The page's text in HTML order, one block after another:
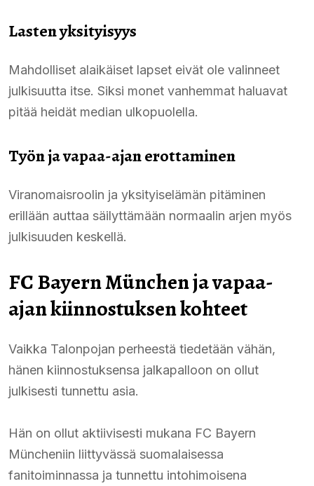
Lasten yksityisyys
Mahdolliset alaikäiset lapset eivät ole valinneet
julkisuutta itse. Siksi monet vanhemmat haluavat
pitää heidät median ulkopuolella.
Työn ja vapaa-ajan erottaminen
Viranomaisroolin ja yksityiselämän pitäminen
erillään auttaa säilyttämään normaalin arjen myös
julkisuuden keskellä.
FC Bayern München ja vapaa-
ajan kiinnostuksen kohteet
Vaikka Talonpojan perheestä tiedetään vähän,
hänen kiinnostuksensa jalkapalloon on ollut
julkisesti tunnettu asia.
Hän on ollut aktiivisesti mukana FC Bayern
Müncheniin liittyvässä suomalaisessa
fanitoiminnassa ja tunnettu intohimoisena